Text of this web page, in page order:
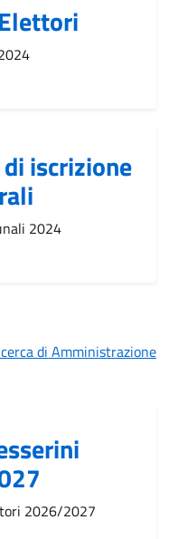
iscrizione
2024
di Amministrazione
2026/2027